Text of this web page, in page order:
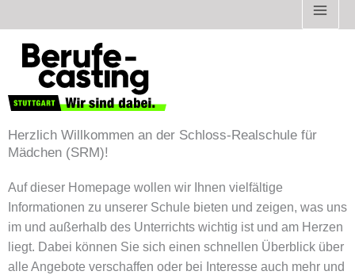
Herzlich Willkommen an der Schloss-Realschule für
Mädchen (SRM)!
Auf dieser Homepage wollen wir Ihnen vielfältige
Informationen zu unserer Schule bieten und zeigen, was uns
im und außerhalb des Unterrichts wichtig ist und am Herzen
liegt. Dabei können Sie sich einen schnellen Überblick über
alle Angebote verschaffen oder bei Interesse auch mehr und